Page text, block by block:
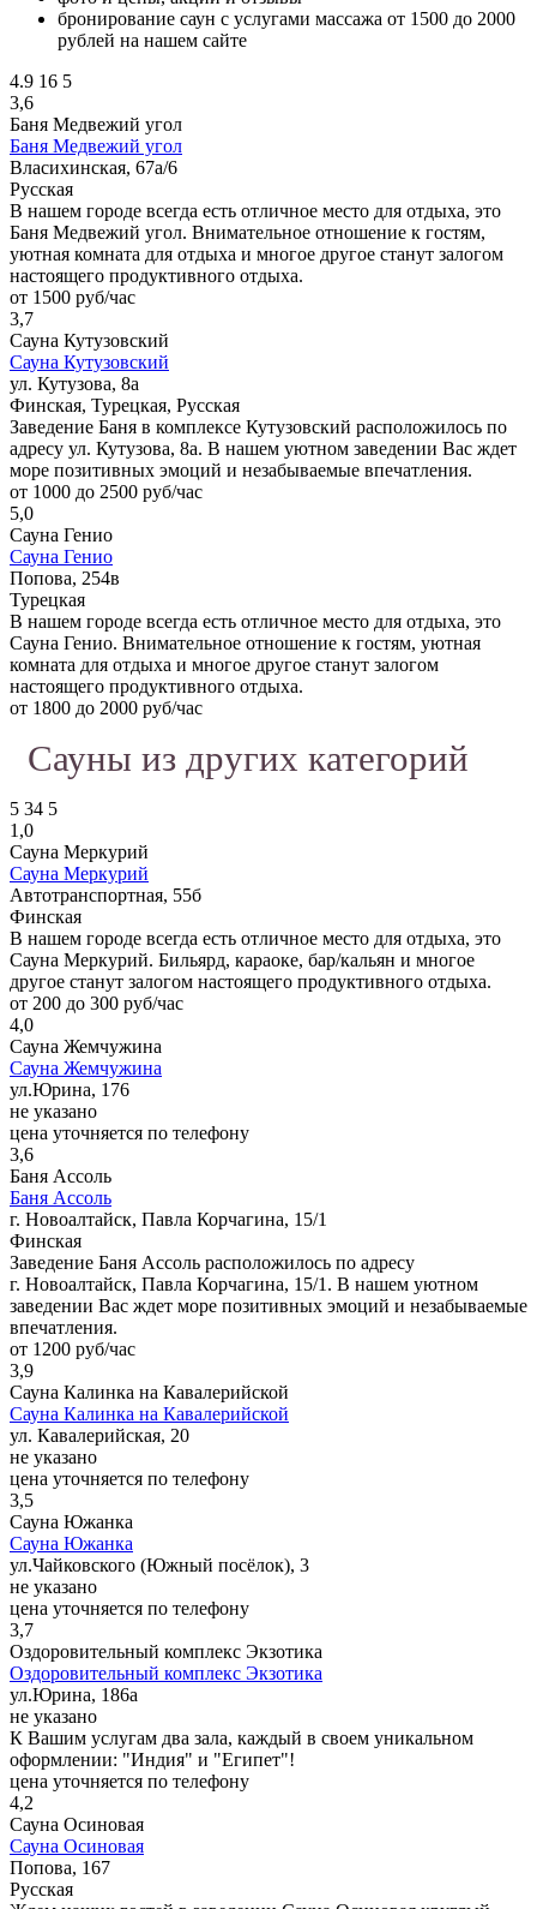
бронирование саун с услугами массажа от 1500 до 2000
рублей на нашем сайте
4.9 16 5
3,6
Баня Медвежий угол
Баня Медвежий угол
Власихинская, 67а/6
Русская
В нашем городе всегда есть отличное место для отдыха, это
Баня Медвежий угол. Внимательное отношение к гостям,
уютная комната для отдыха и многое другое станут залогом
настоящего продуктивного отдыха.
от 1500 руб/час
3,7
Сауна Кутузовский
Сауна Кутузовский
ул. Кутузова, 8а
Финская, Турецкая, Русская
Заведение Баня в комплексе Кутузовский расположилось по
адресу ул. Кутузова, 8а. В нашем уютном заведении Вас ждет
море позитивных эмоций и незабываемые впечатления.
от 1000 до 2500 руб/час
5,0
Сауна Генио
Сауна Генио
Попова, 254в
Турецкая
В нашем городе всегда есть отличное место для отдыха, это
Сауна Генио. Внимательное отношение к гостям, уютная
комната для отдыха и многое другое станут залогом
настоящего продуктивного отдыха.
от 1800 до 2000 руб/час
Сауны из других категорий
5 34 5
1,0
Сауна Меркурий
Сауна Меркурий
Автотранспортная, 55б
Финская
В нашем городе всегда есть отличное место для отдыха, это
Сауна Меркурий. Бильярд, караоке, бар/кальян и многое
другое станут залогом настоящего продуктивного отдыха.
от 200 до 300 руб/час
4,0
Сауна Жемчужина
Сауна Жемчужина
ул.Юрина, 176
не указано
цена уточняется по телефону
3,6
Баня Ассоль
Баня Ассоль
г. Новоалтайск, Павла Корчагина, 15/1
Финская
Заведение Баня Ассоль расположилось по адресу
г. Новоалтайск, Павла Корчагина, 15/1. В нашем уютном
заведении Вас ждет море позитивных эмоций и незабываемые
впечатления.
от 1200 руб/час
3,9
Сауна Калинка на Кавалерийской
Сауна Калинка на Кавалерийской
ул. Кавалерийская, 20
не указано
цена уточняется по телефону
3,5
Сауна Южанка
Сауна Южанка
ул.Чайковского (Южный посёлок), 3
не указано
цена уточняется по телефону
3,7
Оздоровительный комплекс Экзотика
Оздоровительный комплекс Экзотика
ул.Юрина, 186а
не указано
К Вашим услугам два зала, каждый в своем уникальном
оформлении: "Индия" и "Египет"!
цена уточняется по телефону
4,2
Сауна Осиновая
Сауна Осиновая
Попова, 167
Русская